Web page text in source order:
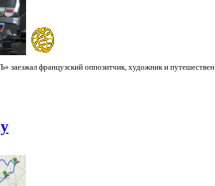
заезжал французский оппозитчик, художник и